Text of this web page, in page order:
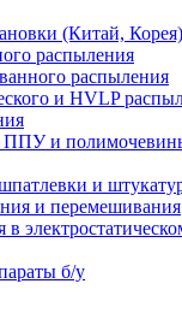
(Китай, Корея)
распыления
распыления
и HVLP
ППУ и
и
и перемешивания
б/у